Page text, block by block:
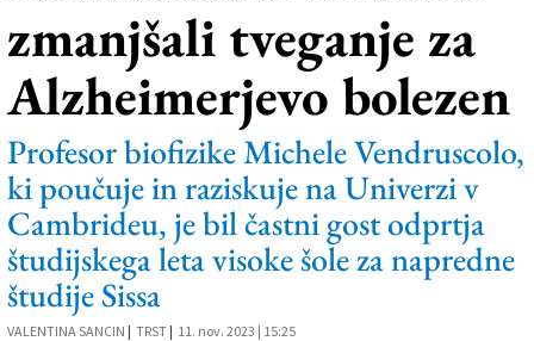
Šport
Še
Vreme
V Kioskih
Uredništvo
Oglasi
zmanjšali tveganje za
Alzheimerjevo bolezen
Profesor biofizike Michele Vendruscolo,
ki poučuje in raziskuje na Univerzi v
Cambrideu, je bil častni gost odprtja
študijskega leta visoke šole za napredne
študije Sissa
VALENTINA SANCIN | TRST | 11. nov. 2023 | 15:25